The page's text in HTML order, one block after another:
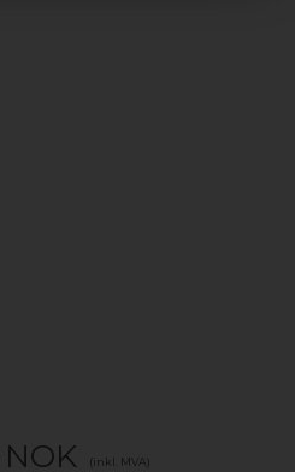
NOK (inkl. MVA)